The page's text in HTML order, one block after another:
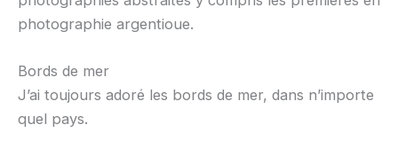
photographie argentioue.
Bords de mer
J’ai toujours adoré les bords de mer, dans n’importe
quel pays.